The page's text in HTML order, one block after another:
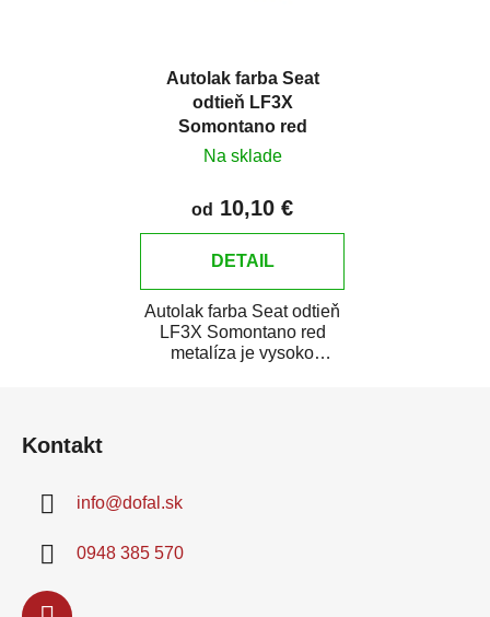
Autolak farba Seat
odtieň LF3X
Somontano red
metalíza
Na sklade
od 10,10 €
DETAIL
Autolak farba Seat odtieň
LF3X Somontano red
metalíza je vysoko
Kontakt
info@dofal.sk
0948 385 570